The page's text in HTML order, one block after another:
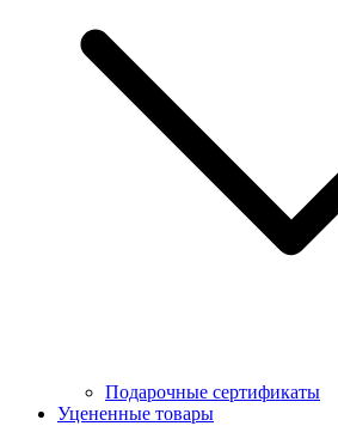
Подарочные сертификаты
Уцененные товары